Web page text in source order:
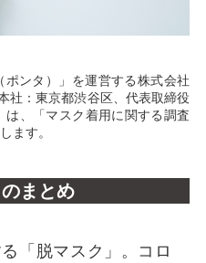
ンタ）」を運営する株式会社
社：東京都渋谷区、代表取締役
、「マスク着用に関する調査
ます。
まとめ
「脱マスク」。コロ